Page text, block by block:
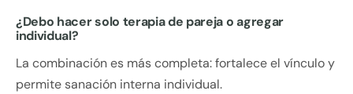
¿Debo hacer solo terapia de pareja o agregar
individual?
La combinación es más completa: fortalece el vínculo y
permite sanación interna individual.